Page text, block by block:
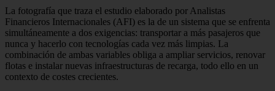
La fotografía que traza el estudio elaborado por Analistas
Financieros Internacionales (AFI) es la de un sistema que se enfrenta
simultáneamente a dos exigencias: transportar a más pasajeros que
nunca y hacerlo con tecnologías cada vez más limpias. La
combinación de ambas variables obliga a ampliar servicios, renovar
flotas e instalar nuevas infraestructuras de recarga, todo ello en un
contexto de costes crecientes.